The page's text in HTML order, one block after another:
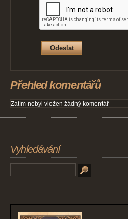
Přehled komentářů
Zatím nebyl vložen žádný komentář
Vyhledávání